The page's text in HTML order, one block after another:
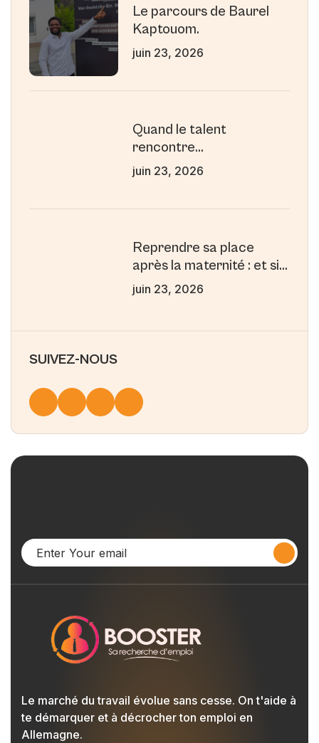
Le parcours de Baurel
Kaptouom.
juin 23, 2026
Quand le talent
rencontre
l’accompagnement : le
juin 23, 2026
Reprendre sa place
après la maternité : et si
la maternité était votre
juin 23, 2026
SUIVEZ-NOUS
Le marché du travail évolue sans cesse. On t'aide à
te démarquer et à décrocher ton emploi en
Allemagne.